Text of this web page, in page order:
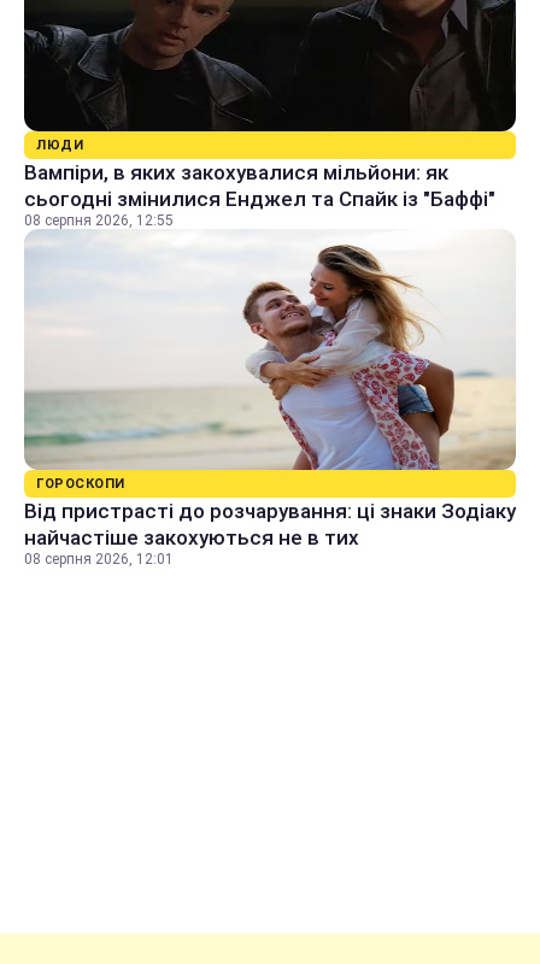
ЛЮДИ
Вампіри, в яких закохувалися мільйони: як
сьогодні змінилися Енджел та Спайк із "Баффі"
08 серпня 2026, 12:55
ГОРОСКОПИ
Від пристрасті до розчарування: ці знаки Зодіаку
найчастіше закохуються не в тих
08 серпня 2026, 12:01